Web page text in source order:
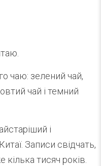
чаю: зелений чай,
чай і темний
і
Записи свідчать,
тисяч років.